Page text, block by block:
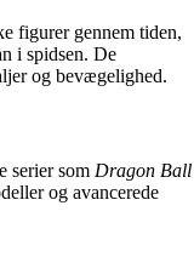
figurer gennem tiden,
i spidsen. De
og bevægelighed.
serier som Dragon Ball
og avancerede